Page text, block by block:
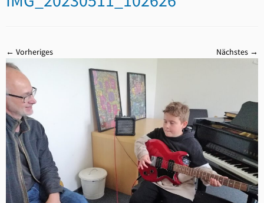
← Vorheriges Nächstes →